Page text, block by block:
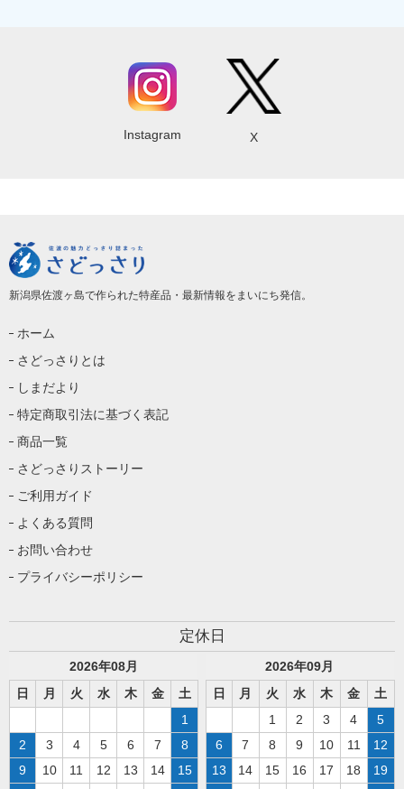
Instagram X
新潟県佐渡ヶ島で作られた特産品・最新情報をまいにち発信。
ホーム
さどっさりとは
しまだより
特定商取引法に基づく表記
商品一覧
さどっさりストーリー
ご利用ガイド
よくある質問
お問い合わせ
プライバシーポリシー
定休日
2026年08月
日
月 火 水 木 金
土
1
2
3 4 5 6 7
8
9
10 11 12 13 14
15
2026年09月
日
月 火 水 木 金
土
1
2 3 4
5
6
7 8 9 10 11
12
13
14 15 16 17 18
19